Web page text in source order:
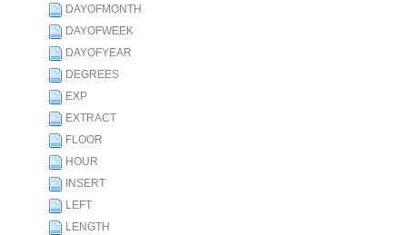
DAYOFMONTH
DAYOFWEEK
DAYOFYEAR
DEGREES
EXP
EXTRACT
FLOOR
HOUR
INSERT
LEFT
LENGTH